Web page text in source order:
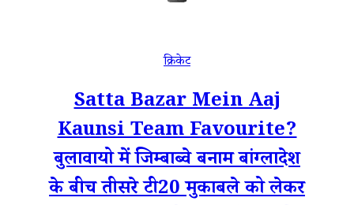
क्रिकेट
Satta Bazar Mein Aaj
Kaunsi Team Favourite?
बुलावायो में जिम्बाब्वे बनाम बांग्लादेश
के बीच तीसरे टी20 मुकाबले को लेकर